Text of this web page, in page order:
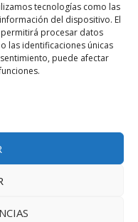
tecnologías como las
del dispositivo. El
procesar datos
las identificaciones únicas
puede afectar